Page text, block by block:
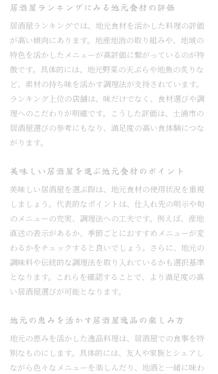
居酒屋ランキングにみる地元食材の評価
居酒屋ランキングでは、地元食材を活かした料理の評価
が高い傾向にあります。地産地消の取り組みや、地域の
特色を活かしたメニューが高評価に繋がっているのが特
徴です。具体的には、地元野菜の天ぷらや地魚の炙りな
ど、素材の持ち味を活かす調理法が支持されています。
ランキング上位の店舗は、味だけでなく、食材選びや調
理へのこだわりが明確です。こうした評価は、土浦市の
居酒屋選びの参考にもなり、満足度の高い食体験につな
がります。
美味しい居酒屋を選ぶ地元食材のポイント
美味しい居酒屋を選ぶ際は、地元食材の使用状況を重視
しましょう。代表的なポイントは、仕入れ先の明示や旬
のメニューの充実、調理法への工夫です。例えば、産地
直送の表示があるか、季節ごとにおすすめメニューが変
わるかをチェックすると良いでしょう。さらに、地元の
調味料や伝統的な調理法を取り入れているかも選択基準
となります。これらを確認することで、より満足度の高
い居酒屋選びが可能となります。
地元の恵みを活かす居酒屋逸品の楽しみ方
地元の恵みを活かした逸品料理は、居酒屋での食事を特
別なものにします。具体的には、友人や家族とシェアし
ながら色々なメニューを楽しんだり、地酒と一緒に味わ